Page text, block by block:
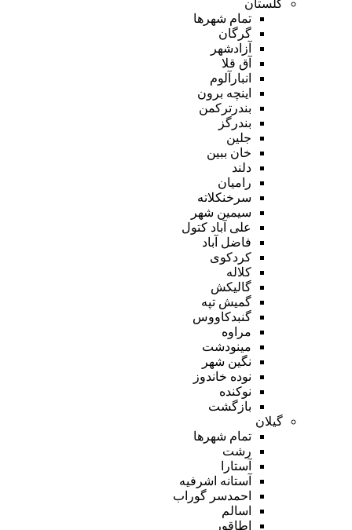
گلستان
تمام شهر‌ها
گرگان
آزادشهر
آق قلا
انبارآلوم
اینچه برون
بندرترکمن
بندرگز
جلین
خان ببین
دلند
رامیان
سرخنکلاته
سیمین شهر
علی آباد کتول
فاضل آباد
کردکوی
کلاله
گالیکش
گمیش تپه
گنبدکاووس
مراوه
مینودشت
نگین شهر
نوده خاندوز
نوکنده
بازگشت
گیلان
تمام شهر‌ها
رشت
آستارا
آستانه اشرفیه
احمدسر گوراب
اسالم
اطاقور